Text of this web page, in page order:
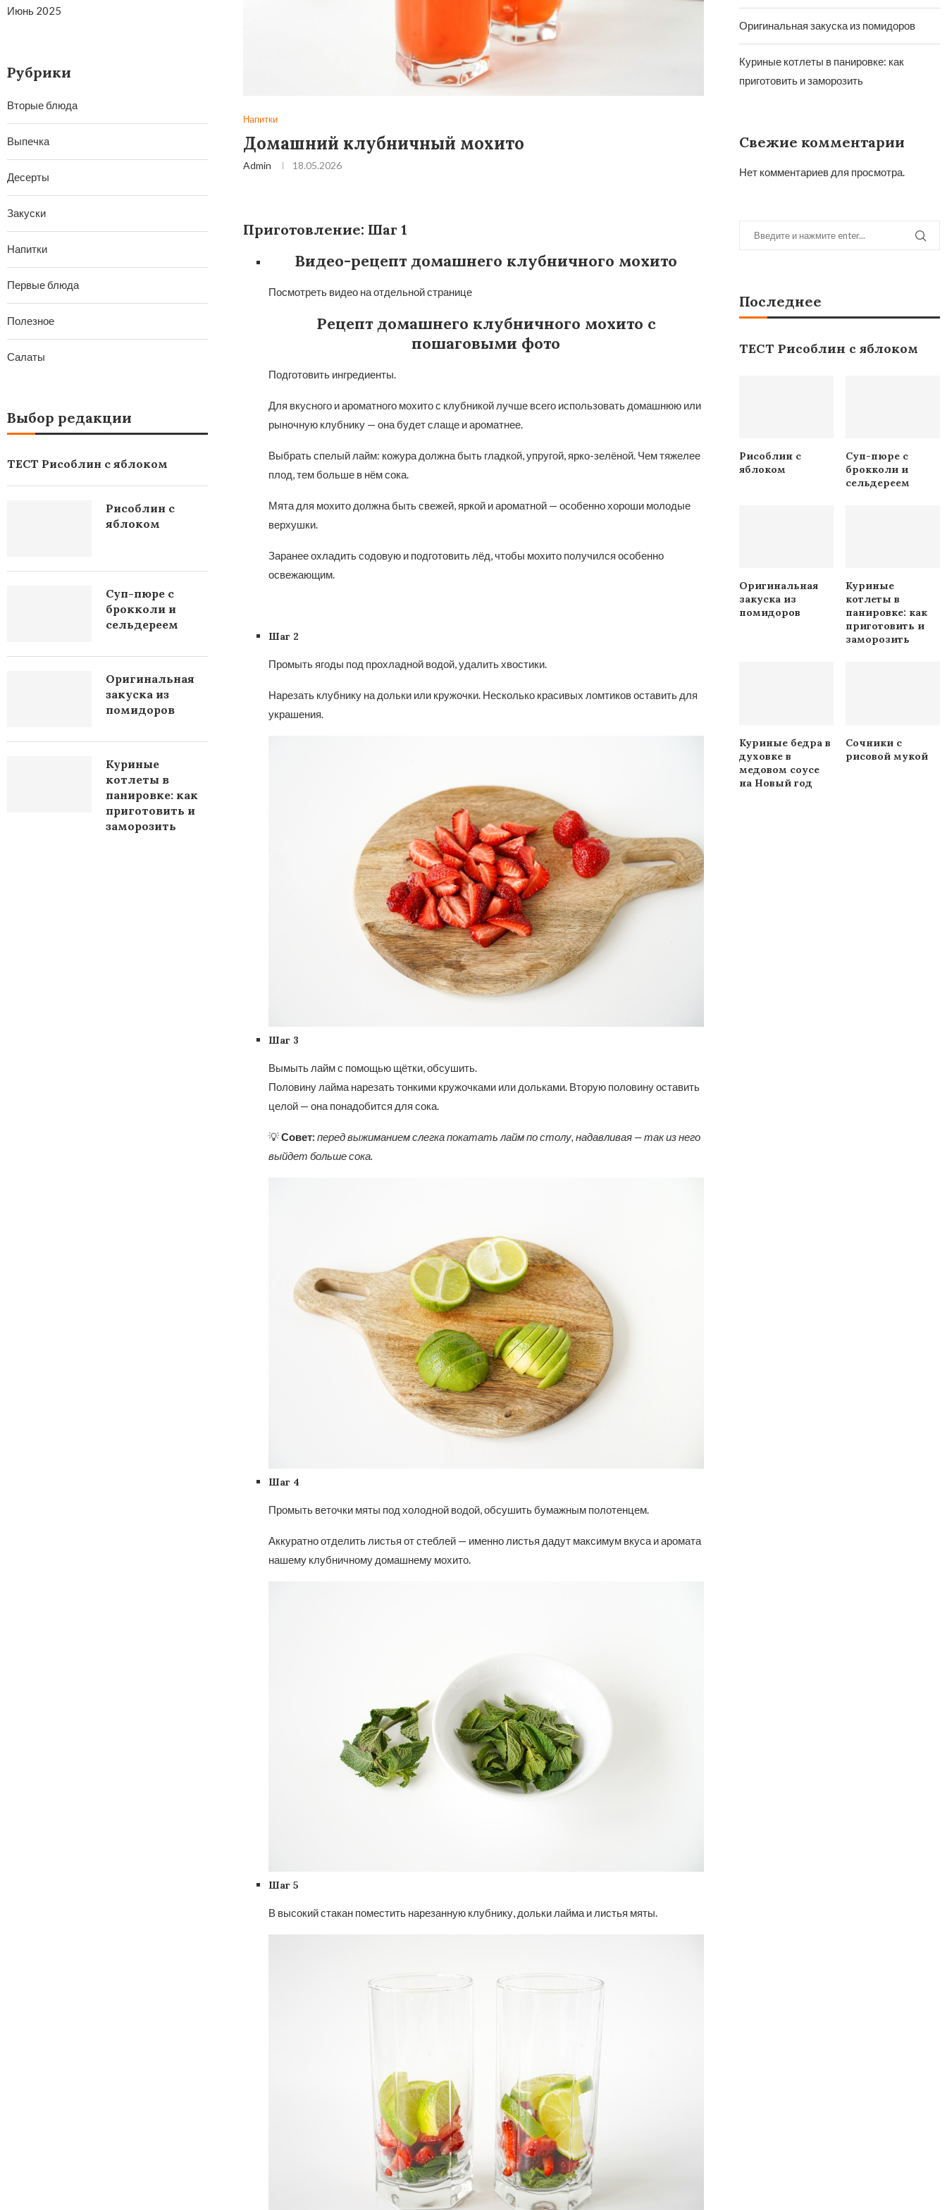
Напитки
Домашний клубничный мохито
Admin 18.05.2026
Приготовление: Шаг 1
Видео-рецепт домашнего клубничного мохито
Посмотреть видео на отдельной странице
Рецепт домашнего клубничного мохито с
пошаговыми фото
Подготовить ингредиенты.
Для вкусного и ароматного мохито с клубникой лучше всего использовать домашнюю или
рыночную клубнику — она будет слаще и ароматнее.
Выбрать спелый лайм: кожура должна быть гладкой, упругой, ярко-зелёной. Чем тяжелее
плод, тем больше в нём сока.
Мята для мохито должна быть свежей, яркой и ароматной — особенно хороши молодые
верхушки.
Заранее охладить содовую и подготовить лёд, чтобы мохито получился особенно
освежающим.
Шаг 2
Промыть ягоды под прохладной водой, удалить хвостики.
Нарезать клубнику на дольки или кружочки. Несколько красивых ломтиков оставить для
украшения.
Шаг 3
Вымыть лайм с помощью щётки, обсушить.
Половину лайма нарезать тонкими кружочками или дольками. Вторую половину оставить
целой — она понадобится для сока.
💡Совет: перед выжиманием слегка покатать лайм по столу, надавливая — так из него
выйдет больше сока.
Шаг 4
Промыть веточки мяты под холодной водой, обсушить бумажным полотенцем.
Аккуратно отделить листья от стеблей — именно листья дадут максимум вкуса и аромата
нашему клубничному домашнему мохито.
Шаг 5
В высокий стакан поместить нарезанную клубнику, дольки лайма и листья мяты.
Оригинальная закуска из помидоров
Куриные котлеты в панировке: как
приготовить и заморозить
Свежие комментарии
Нет комментариев для просмотра.
Последнее
ТЕСТ Рисоблин с яблоком
Рисоблин с
яблоком
Суп-пюре с
брокколи и
сельдереем
Оригинальная
закуска из
помидоров
Куриные
котлеты в
панировке: как
приготовить и
заморозить
Куриные бедра в
духовке в
медовом соусе
на Новый год
Сочники с
рисовой мукой
Июнь 2025
Рубрики
Вторые блюда
Выпечка
Десерты
Закуски
Напитки
Первые блюда
Полезное
Салаты
Выбор редакции
ТЕСТ Рисоблин с яблоком
Рисоблин с
яблоком
Суп-пюре с
брокколи и
сельдереем
Оригинальная
закуска из
помидоров
Куриные
котлеты в
панировке: как
приготовить и
заморозить